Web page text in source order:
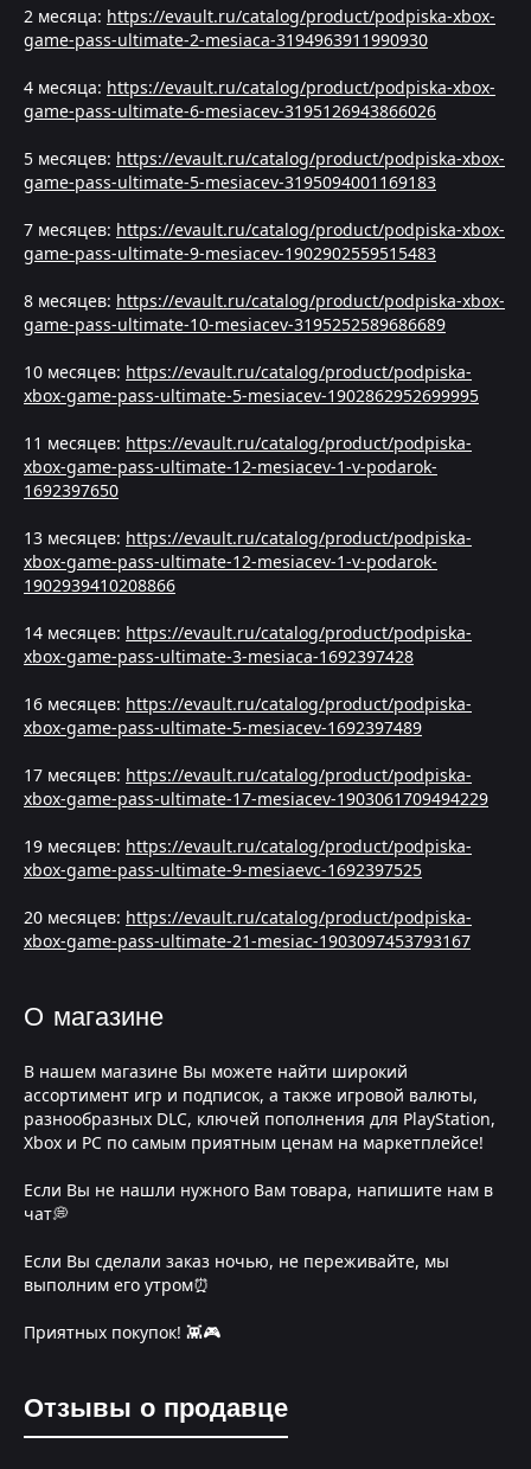
2 месяца: https://evault.ru/catalog/product/podpiska-xbox-
game-pass-ultimate-2-mesiaca-3194963911990930
4 месяца: https://evault.ru/catalog/product/podpiska-xbox-
game-pass-ultimate-6-mesiacev-3195126943866026
5 месяцев: https://evault.ru/catalog/product/podpiska-xbox-
game-pass-ultimate-5-mesiacev-3195094001169183
7 месяцев: https://evault.ru/catalog/product/podpiska-xbox-
game-pass-ultimate-9-mesiacev-1902902559515483
8 месяцев: https://evault.ru/catalog/product/podpiska-xbox-
game-pass-ultimate-10-mesiacev-3195252589686689
10 месяцев: https://evault.ru/catalog/product/podpiska-
xbox-game-pass-ultimate-5-mesiacev-1902862952699995
11 месяцев: https://evault.ru/catalog/product/podpiska-
xbox-game-pass-ultimate-12-mesiacev-1-v-podarok-
1692397650
13 месяцев: https://evault.ru/catalog/product/podpiska-
xbox-game-pass-ultimate-12-mesiacev-1-v-podarok-
1902939410208866
14 месяцев: https://evault.ru/catalog/product/podpiska-
xbox-game-pass-ultimate-3-mesiaca-1692397428
16 месяцев: https://evault.ru/catalog/product/podpiska-
xbox-game-pass-ultimate-5-mesiacev-1692397489
17 месяцев: https://evault.ru/catalog/product/podpiska-
xbox-game-pass-ultimate-17-mesiacev-1903061709494229
19 месяцев: https://evault.ru/catalog/product/podpiska-
xbox-game-pass-ultimate-9-mesiaevc-1692397525
20 месяцев: https://evault.ru/catalog/product/podpiska-
xbox-game-pass-ultimate-21-mesiac-1903097453793167
О магазине
В нашем магазине Вы можете найти широкий
ассортимент игр и подписок, а также игровой валюты,
разнообразных DLC, ключей пополнения для PlayStation,
Xbox и PC по самым приятным ценам на маркетплейсе!
Если Вы не нашли нужного Вам товара, напишите нам в
чат💭
Если Вы сделали заказ ночью, не переживайте, мы
выполним его утром⏰
Приятных покупок! 👾🎮
Отзывы о продавце